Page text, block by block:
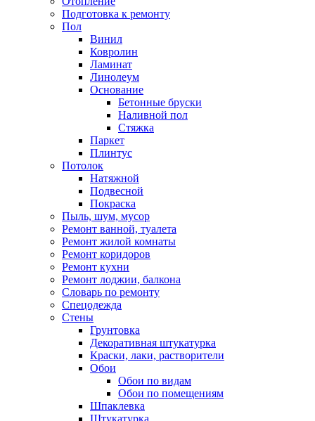
Подготовка к ремонту
Пол
Винил
Ковролин
Ламинат
Линолеум
Основание
Бетонные бруски
Наливной пол
Стяжка
Паркет
Плинтус
Потолок
Натяжной
Подвесной
Покраска
Пыль, шум, мусор
Ремонт ванной, туалета
Ремонт жилой комнаты
Ремонт коридоров
Ремонт кухни
Ремонт лоджии, балкона
Словарь по ремонту
Спецодежда
Стены
Грунтовка
Декоративная штукатурка
Краски, лаки, растворители
Обои
Обои по видам
Обои по помещениям
Шпаклевка
Штукатурка